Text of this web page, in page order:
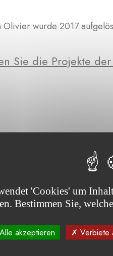
Olivier wurde 2017
Sie die Projekte
'Cookies' um
Bestimmen Sie,
Alle akzeptieren Verbiete